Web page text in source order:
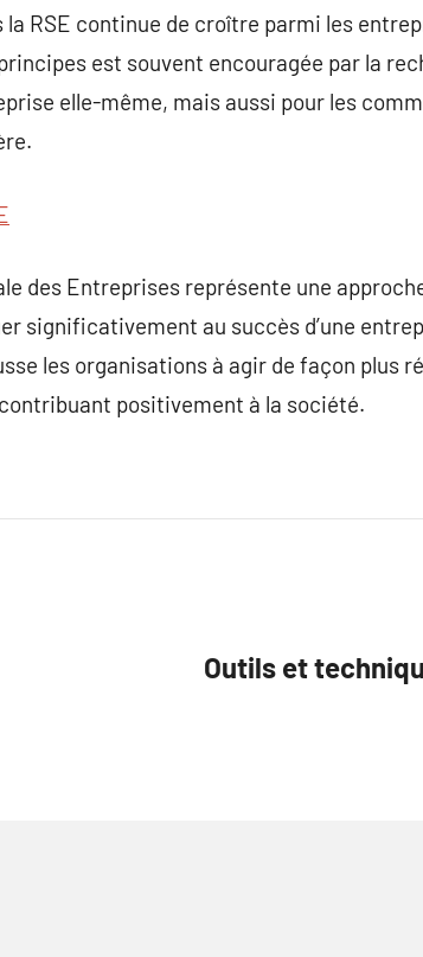
la RSE continue de croître parmi les
est souvent encouragée par la
elle-même, mais aussi pour les
des Entreprises représente une
significativement au succès d’une
les organisations à agir de façon plus
positivement à la société.
Outils et